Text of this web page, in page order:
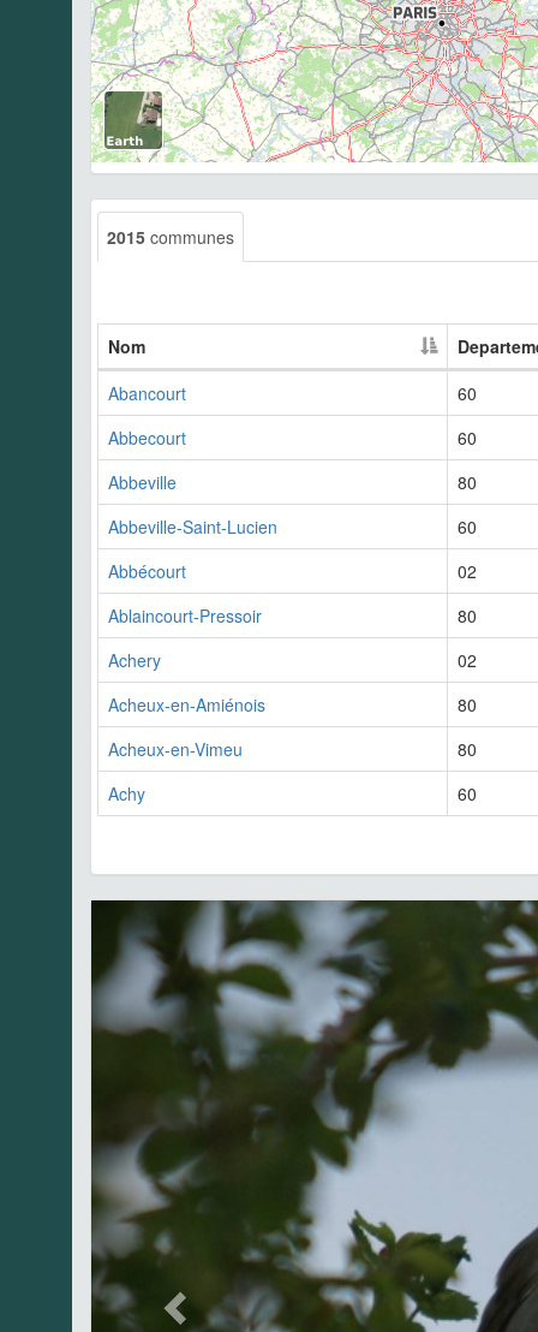
2015 communes
Nom
Abancourt
60
Abbecourt
60
Abbeville
80
Abbeville-Saint-Lucien
60
Abbécourt
02
Ablaincourt-Pressoir
80
Achery
02
Acheux-en-Amiénois
80
Acheux-en-Vimeu
80
Achy
60